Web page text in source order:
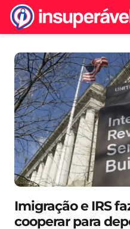
Imigração e IRS
cooperar para